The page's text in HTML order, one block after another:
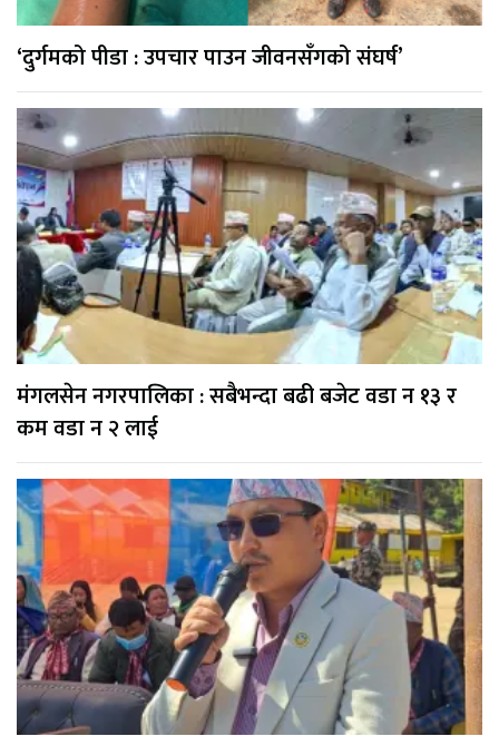
‘दुर्गमको पीडा : उपचार पाउन जीवनसँगको संघर्ष’
मंगलसेन नगरपालिका : सबैभन्दा बढी बजेट वडा न १३ र
कम वडा न २ लाई